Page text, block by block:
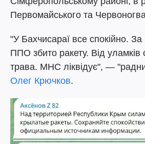
Первомайського та
"У Бахчисараї все спокійно.
ППО збито ракету. Від уламків
трава. МНС ліквідує", —
Олег Крючков.